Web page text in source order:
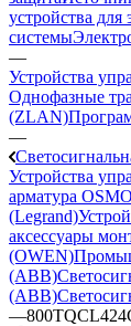
устройства для
системы
—
Устройства
Однофазные
(ZLAN)
—
Устройства
арматура
(Legrand)
аксессуары
(OWEN)
(ABB)
(ABB)
—